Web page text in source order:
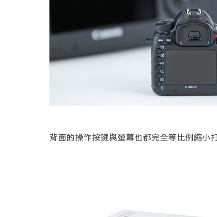
背面的操作按鍵與螢幕也都完全等比例縮小